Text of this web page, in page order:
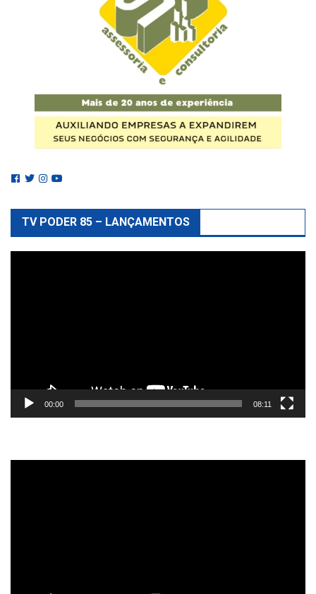
TV PODER 85 – LANÇAMENTOS
00:00 08:11